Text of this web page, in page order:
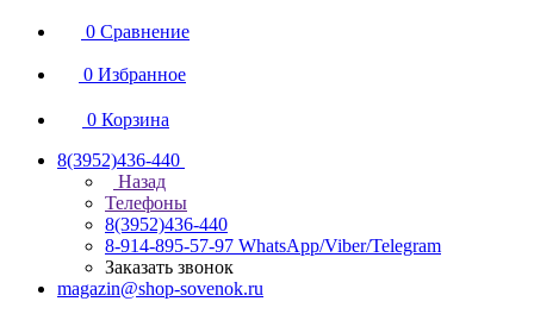
0 Сравнение
0 Избранное
0 Корзина
8(3952)436-440
Назад
Телефоны
8(3952)436-440
8-914-895-57-97 WhatsApp/Viber/Telegram
Заказать звонок
magazin@shop-sovenok.ru